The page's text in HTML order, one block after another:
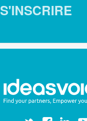
S'INSCRIRE